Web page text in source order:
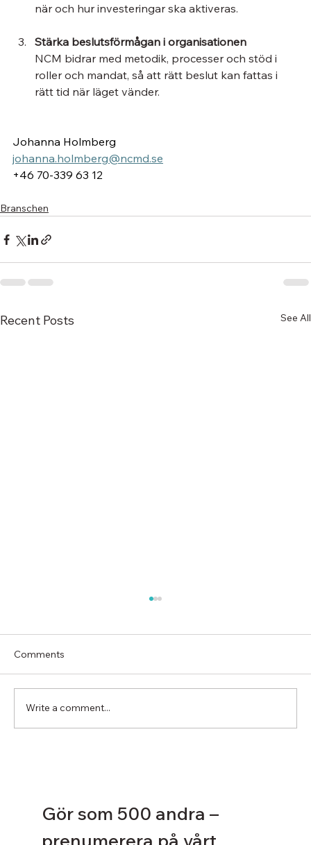
när och hur investeringar ska aktiveras.
Stärka beslutsförmågan i organisationen
NCM bidrar med metodik, processer och stöd i
roller och mandat, så att rätt beslut kan fattas i
rätt tid när läget vänder.
Johanna Holmberg
johanna.holmberg@ncmd.se
+46 70-339 63 12
Branschen
Recent Posts See All
Comments
Write a comment...
Gör som 500 andra –
prenumerera på vårt